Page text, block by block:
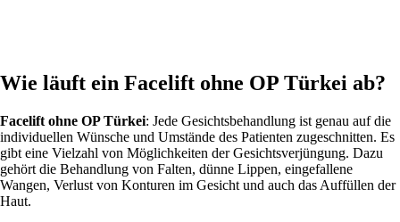
Wie läuft ein Facelift ohne OP Türkei ab?
Facelift ohne OP Türkei: Jede Gesichtsbehandlung ist genau auf die
individuellen Wünsche und Umstände des Patienten zugeschnitten. Es
gibt eine Vielzahl von Möglichkeiten der Gesichtsverjüngung. Dazu
gehört die Behandlung von Falten, dünne Lippen, eingefallene
Wangen, Verlust von Konturen im Gesicht und auch das Auffüllen der
Haut.